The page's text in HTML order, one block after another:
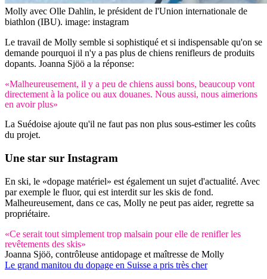
Molly avec Olle Dahlin, le président de l'Union internationale de
biathlon (IBU). image: instagram
Le travail de Molly semble si sophistiqué et si indispensable qu'on se
demande pourquoi il n'y a pas plus de chiens renifleurs de produits
dopants. Joanna Sjöö a la réponse:
«Malheureusement, il y a peu de chiens aussi bons, beaucoup vont
directement à la police ou aux douanes. Nous aussi, nous aimerions
en avoir plus»
La Suédoise ajoute qu'il ne faut pas non plus sous-estimer les coûts
du projet.
Une star sur Instagram
En ski, le «dopage matériel» est également un sujet d'actualité. Avec
par exemple le fluor, qui est interdit sur les skis de fond.
Malheureusement, dans ce cas, Molly ne peut pas aider, regrette sa
propriétaire.
«Ce serait tout simplement trop malsain pour elle de renifler les
revêtements des skis»
Joanna Sjöö, contrôleuse antidopage et maîtresse de Molly
Le grand manitou du dopage en Suisse a pris très cher